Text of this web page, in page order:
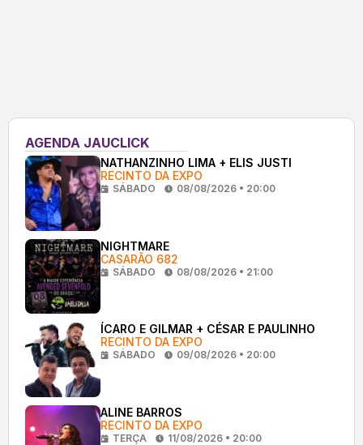
AGENDA JAUCLICK
NATHANZINHO LIMA + ELIS JUSTI
RECINTO DA EXPO
SÁBADO 08/08/2026 • 20:00
NIGHTMARE
CASARÃO 682
SÁBADO 08/08/2026 • 21:00
ÍCARO E GILMAR + CÉSAR E PAULINHO
RECINTO DA EXPO
SÁBADO 09/08/2026 • 20:00
ALINE BARROS
RECINTO DA EXPO
TERÇA 11/08/2026 • 20:00